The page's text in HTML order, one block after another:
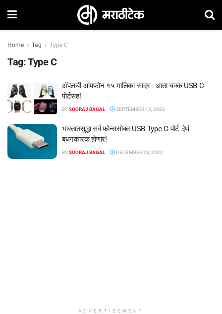
Home Tag Type C
Tag:Type C
ॲपलची आयफोन १५ मालिका सादर : आता चक्क USB C
पोर्टसह!
BYSOORAJ BAGAL SEPTEMBER 13, 2023
भारतातसुद्धा सर्व फोन्ससोबत USB Type C पोर्ट देणं
बंधनकारक होणार!
BYSOORAJ BAGAL DECEMBER 28, 2022
ADVERTISEMENT